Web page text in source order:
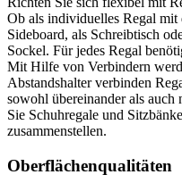
Ob als individuelles Regal mit
Sideboard, als Schreibtisch
Sockel. Für jedes Regal
Mit Hilfe von Verbindern
Abstandshalter verbinden
sowohl übereinander als auch
Sie Schuhregale und
zusammenstellen.
Oberflächenqualitäten